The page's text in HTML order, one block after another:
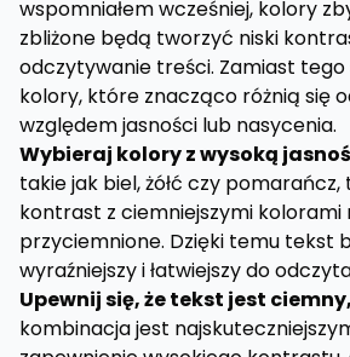
wspomniałem wcześniej, kolory
zbliżone będą tworzyć niski
odczytywanie treści. Zamiast tego
kolory, które znacząco różnią się
względem jasności lub nasycenia.
Wybieraj kolory z wysoką
takie jak biel, żółć czy
kontrast z ciemniejszymi kolorami
przyciemnione. Dzięki temu tekst
wyraźniejszy i łatwiejszy do
Upewnij się, że tekst jest
kombinacja jest